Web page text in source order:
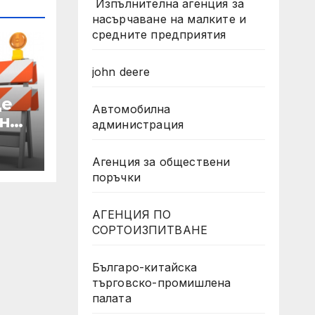
Изпълнителна агенция за
насърчаване на малките и
средните предприятия
john deere
Автомобилна
администрация
Агенция за обществени
поръчки
АГЕНЦИЯ ПО
СОРТОИЗПИТВАНЕ
Българо-китайска
търговско-промишлена
палата